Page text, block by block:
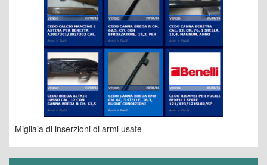
Migliaia di inserzioni di armi usate